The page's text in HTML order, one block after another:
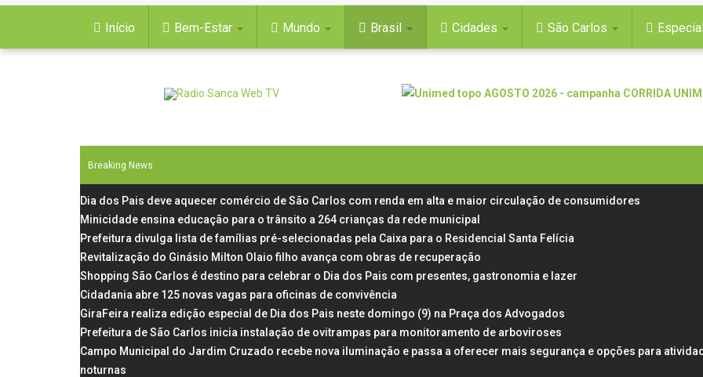
Início Bem-Estar Mundo Brasil Cidades São Carlos
Breaking News
Dia dos Pais deve aquecer comércio de São Carlos com renda em alta e maior circulação de consumidores
Minicidade ensina educação para o trânsito a 264 crianças da rede municipal
Prefeitura divulga lista de famílias pré-selecionadas pela Caixa para o Residencial Santa Felícia
Revitalização do Ginásio Milton Olaio filho avança com obras de recuperação
Shopping São Carlos é destino para celebrar o Dia dos Pais com presentes, gastronomia e lazer
Cidadania abre 125 novas vagas para oficinas de convivência
GiraFeira realiza edição especial de Dia dos Pais neste domingo (9) na Praça dos Advogados
Prefeitura de São Carlos inicia instalação de ovitrampas para monitoramento de arboviroses
Campo Municipal do Jardim Cruzado recebe nova iluminação e passa a oferecer mais segurança e opções para
noturnas